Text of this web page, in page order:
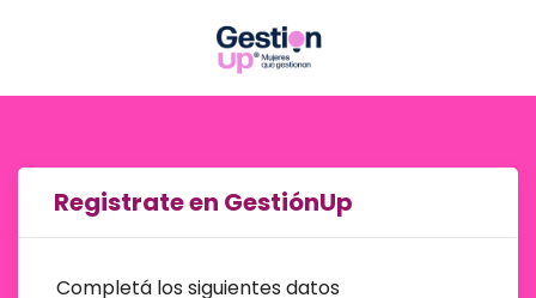
Registrate en GestiónUp
Completá los siguientes datos